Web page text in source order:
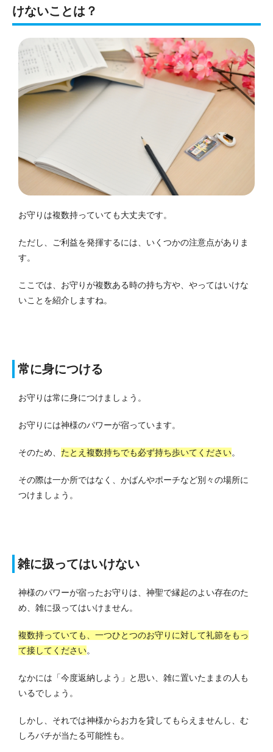
けないことは？
お守りは複数持っていても大丈夫です。
ただし、ご利益を発揮するには、いくつかの注意点がありま
す。
ここでは、お守りが複数ある時の持ち方や、やってはいけな
いことを紹介しますね。
常に身につける
お守りは常に身につけましょう。
お守りには神様のパワーが宿っています。
そのため、 たとえ複数持ちでも必ず持ち歩いてください。
その際は一か所ではなく、かばんやポーチなど別々の場所に
つけましょう。
雑に扱ってはいけない
神様のパワーが宿ったお守りは、神聖で縁起のよい存在のた
め、雑に扱ってはいけません。
複数持っていても、一つひとつのお守りに対して礼節をもっ
て接してください。
なかには「今度返納しよう」と思い、雑に置いたままの人も
いるでしょう。
しかし、それでは神様からお力を貸してもらえませんし、む
しろバチが当たる可能性も。